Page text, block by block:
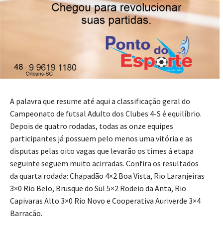
Foto: Divulgação/Rodolfo Devilla!
A palavra que resume até aqui a classificação geral do
Campeonato de futsal Adulto dos Clubes 4-S é equilíbrio.
Depois de quatro rodadas, todas as onze equipes
participantes já possuem pelo menos uma vitória e as
disputas pelas oito vagas que levarão os times á etapa
seguinte seguem muito acirradas. Confira os resultados
da quarta rodada: Chapadão 4×2 Boa Vista, Rio Laranjeiras
3×0 Rio Belo, Brusque do Sul 5×2 Rodeio da Anta, Rio
Capivaras Alto 3×0 Rio Novo e Cooperativa Auriverde 3×4
Barracão.